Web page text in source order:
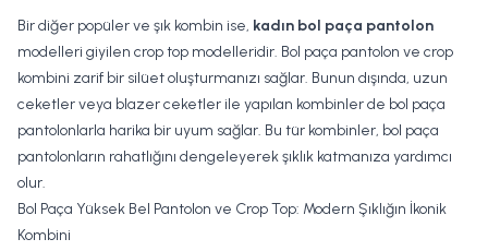
Bir diğer popüler ve şık kombin ise, kadın bol paça pantolon
modelleri giyilen crop top modelleridir. Bol paça pantolon ve crop
kombini zarif bir silüet oluşturmanızı sağlar. Bunun dışında, uzun
ceketler veya blazer ceketler ile yapılan kombinler de bol paça
pantolonlarla harika bir uyum sağlar. Bu tür kombinler, bol paça
pantolonların rahatlığını dengeleyerek şıklık katmanıza yardımcı
olur.
Bol Paça Yüksek Bel Pantolon ve Crop Top: Modern Şıklığın İkonik
Kombini